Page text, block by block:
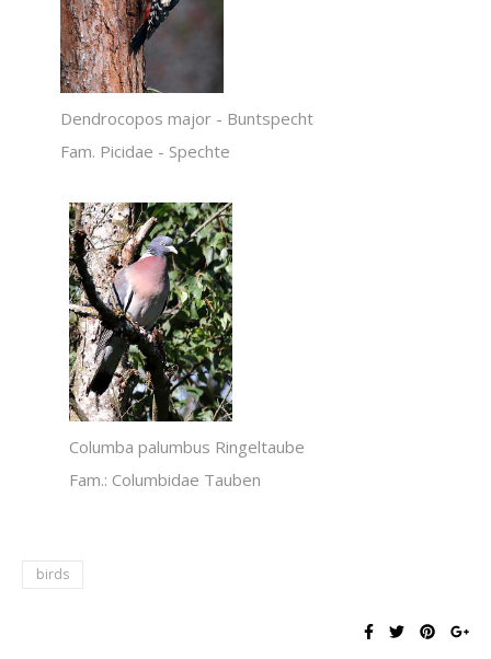
Dendrocopos major - Buntspecht
Fam. Picidae - Spechte
Columba palumbus Ringeltaube
Fam.: Columbidae Tauben
birds